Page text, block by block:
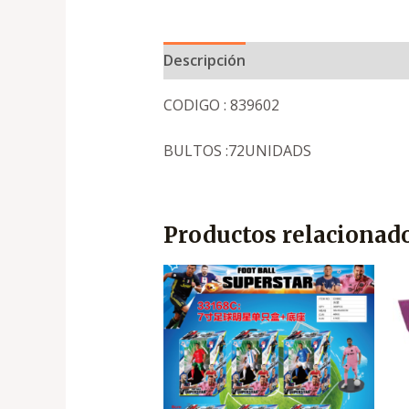
Descripción
CODIGO : 839602
BULTOS :72UNIDADS
Productos
El
precio
original
era:
.
₡4,250
El
precio
actual
es:
.
₡2,850